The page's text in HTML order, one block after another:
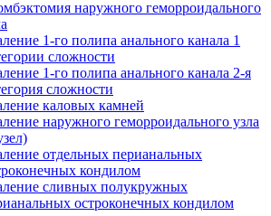
наружного геморроидального
1-го полипа анального канала 1
сложности
1-го полипа анального канала 2-я
сложности
каловых камней
наружного геморроидального узла
отдельных перианальных
кондилом
сливных полукружных
остроконечных кондилом